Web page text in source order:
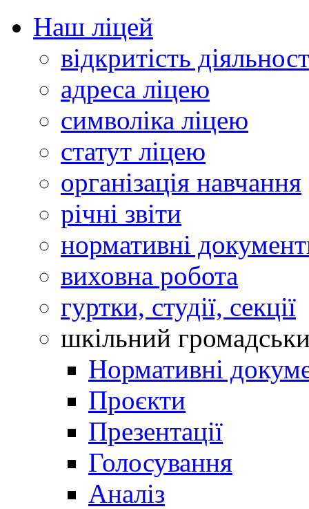
Наш ліцей
відкритість
адреса ліцею
символіка ліцею
статут ліцею
організація навчання
річні звіти
нормативні
виховна робота
гуртки, студії, секції
шкільний
Нормативні
Проєкти
Презентації
Голосування
Аналіз